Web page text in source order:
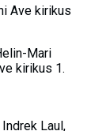
Ave kirikus
Mari
kirikus 1.
Laul,